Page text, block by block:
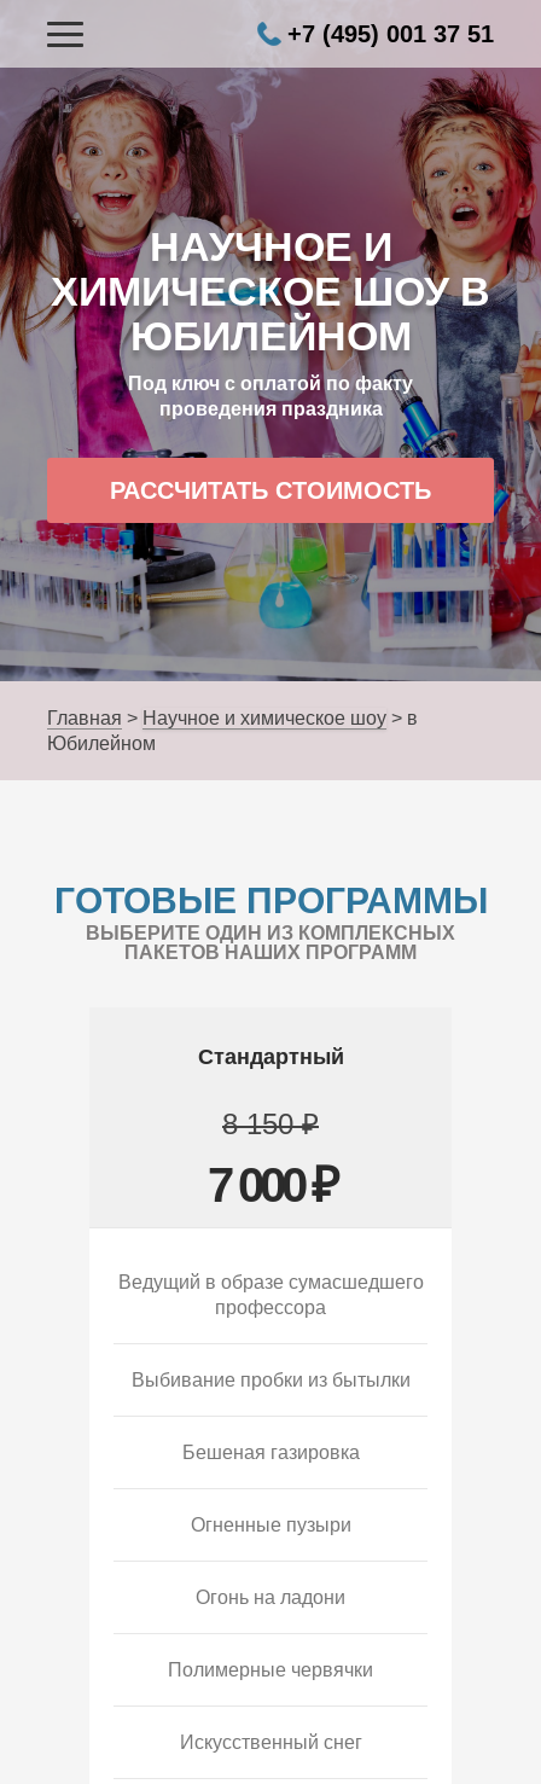
+7 (495) 001 37 51
НАУЧНОЕ И
ХИМИЧЕСКОЕ ШОУ В
ЮБИЛЕЙНОМ
Под ключ с оплатой по факту
проведения праздника
РАССЧИТАТЬ СТОИМОСТЬ
Главная > Научное и химическое шоу > в
Юбилейном
ГОТОВЫЕ ПРОГРАММЫ
ВЫБЕРИТЕ ОДИН ИЗ КОМПЛЕКСНЫХ
ПАКЕТОВ НАШИХ ПРОГРАММ
Стандартный
8 150 ₽
7 000 ₽
Ведущий в образе сумасшедшего
профессора
Выбивание пробки из бытылки
Бешеная газировка
Огненные пузыри
Огонь на ладони
Полимерные червячки
Искусственный снег